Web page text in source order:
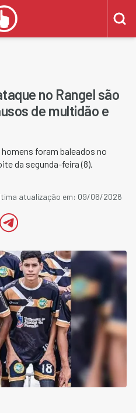
no Rangel são
de multidão e
foram baleados no
da segunda-feira (8).
atualização em: 09/06/2026